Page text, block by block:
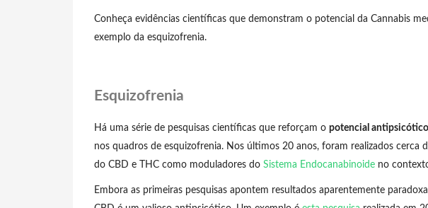
Conheça evidências científicas que demonstram o potencial da Cannabis
exemplo da esquizofrenia.
Esquizofrenia
Há uma série de pesquisas científicas que reforçam o potencial
nos quadros de esquizofrenia. Nos últimos 20 anos, foram realizados cerca
do CBD e THC como moduladores do Sistema Endocanabinoideno
Embora as primeiras pesquisas apontem resultados aparentemente